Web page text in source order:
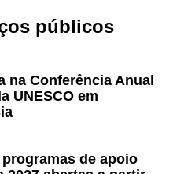
públicos
na Conferência Anual
UNESCO em
de apoio